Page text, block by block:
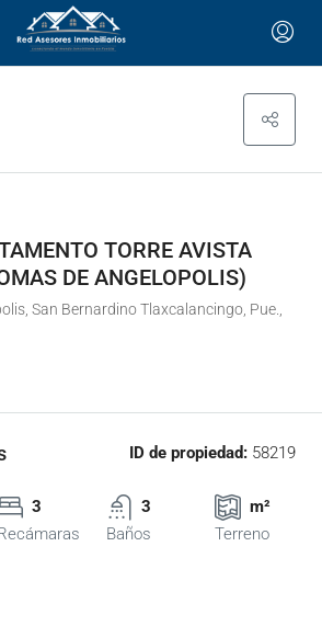
TORRE AVISTA
DE ANGELOPOLIS)
San Bernardino Tlaxcalancingo, Pue.,
ID de propiedad: 58219
3
3
Baños
m²
Terreno